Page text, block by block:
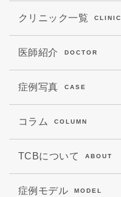
クリニック一覧 CLINIC
医師紹介 DOCTOR
症例写真 CASE
コラム COLUMN
TCBについて ABOUT
症例モデル MODEL